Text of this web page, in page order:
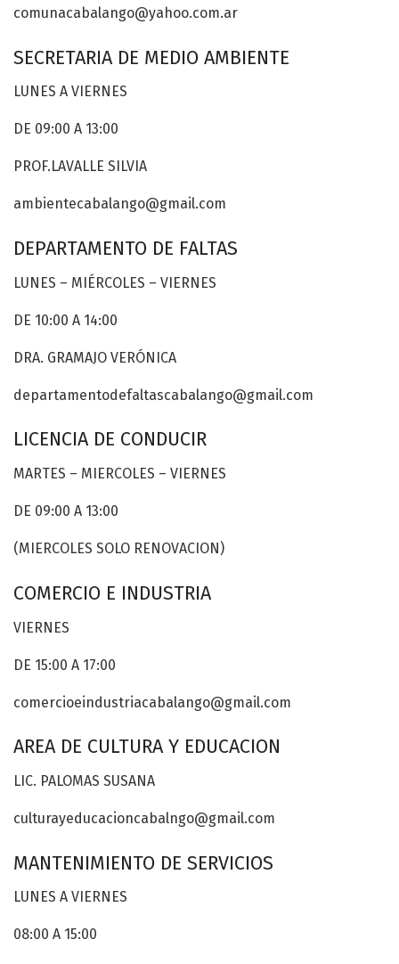
comunacabalango@yahoo.com.ar
SECRETARIA DE MEDIO AMBIENTE
LUNES A VIERNES
DE 09:00 A 13:00
PROF.LAVALLE SILVIA
ambientecabalango@gmail.com
DEPARTAMENTO DE FALTAS
LUNES – MIÉRCOLES – VIERNES
DE 10:00 A 14:00
DRA. GRAMAJO VERÓNICA
departamentodefaltascabalango@gmail.com
LICENCIA DE CONDUCIR
MARTES – MIERCOLES – VIERNES
DE 09:00 A 13:00
(MIERCOLES SOLO RENOVACION)
COMERCIO E INDUSTRIA
VIERNES
DE 15:00 A 17:00
comercioeindustriacabalango@gmail.com
AREA DE CULTURA Y EDUCACION
LIC. PALOMAS SUSANA
culturayeducacioncabalngo@gmail.com
MANTENIMIENTO DE SERVICIOS
LUNES A VIERNES
08:00 A 15:00